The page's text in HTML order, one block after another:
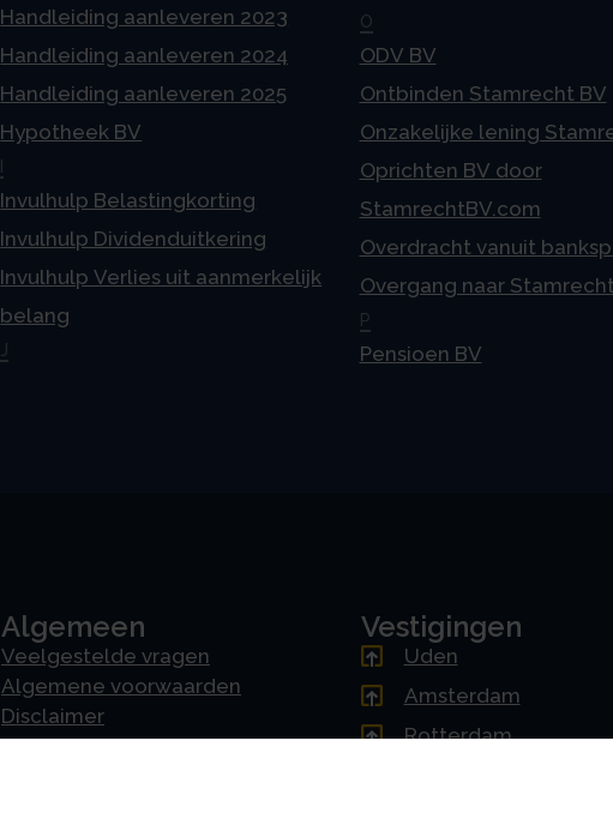
Handleiding aanleveren 2023
Handleiding aanleveren 2024
Handleiding aanleveren 2025
Hypotheek BV
Invulhulp Belastingkorting
Invulhulp Dividenduitkering
Invulhulp Verlies uit aanmerkelijk
belang
O
ODV BV
Ontbinden Stamrecht BV
Onzakelijke lening
Oprichten BV door
StamrechtBV.com
Overdracht vanuit
Overgang naar
P
Pensioen BV
Algemeen
Veelgestelde vragen
Algemene voorwaarden
Disclaimer
Vestigingen
Uden
Amsterdam
Rotterdam